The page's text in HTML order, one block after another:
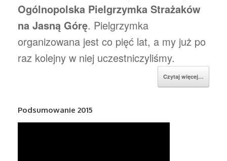
Ogólnopolska Pielgrzymka Strażaków
na Jasną Górę. Pielgrzymka
organizowana jest co pięć lat, a my już po
raz kolejny w niej uczestniczyliśmy.
Czytaj więcej…
Podsumowanie 2015